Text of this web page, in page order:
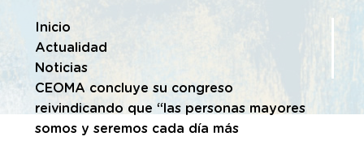
Te encuentras en
Inicio
Actualidad
Noticias
CEOMA concluye su congreso
reivindicando que “las personas mayores
somos y seremos cada día más